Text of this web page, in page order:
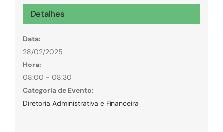
Detalhes
Data:
28/02/2025
Hora:
08:00 - 08:30
Categoria de Evento:
Diretoria Administrativa e Financeira